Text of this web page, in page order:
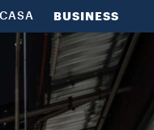
CASA BUSINESS